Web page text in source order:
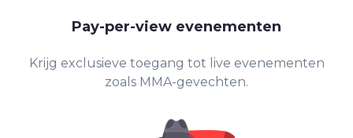
Pay-per-view evenementen
Krijg exclusieve toegang tot live evenementen
zoals MMA-gevechten.